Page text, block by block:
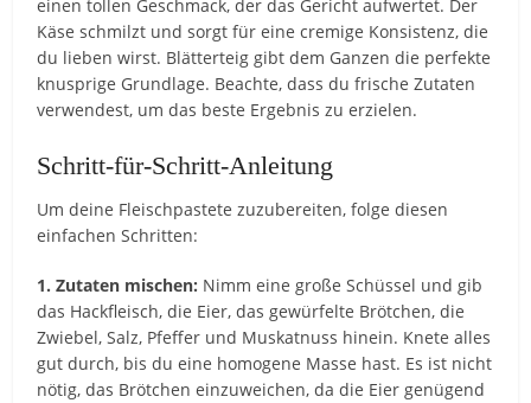
einen tollen Geschmack, der das Gericht aufwertet. Der
Käse schmilzt und sorgt für eine cremige Konsistenz, die
du lieben wirst. Blätterteig gibt dem Ganzen die perfekte
knusprige Grundlage. Beachte, dass du frische Zutaten
verwendest, um das beste Ergebnis zu erzielen.
Schritt-für-Schritt-Anleitung
Um deine Fleischpastete zuzubereiten, folge diesen
einfachen Schritten:
1. Zutaten mischen: Nimm eine große Schüssel und gib
das Hackfleisch, die Eier, das gewürfelte Brötchen, die
Zwiebel, Salz, Pfeffer und Muskatnuss hinein. Knete alles
gut durch, bis du eine homogene Masse hast. Es ist nicht
nötig, das Brötchen einzuweichen, da die Eier genügend